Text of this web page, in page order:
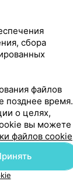
сбора
файлов
позднее время.
о целях,
вы можете
файлов cookie